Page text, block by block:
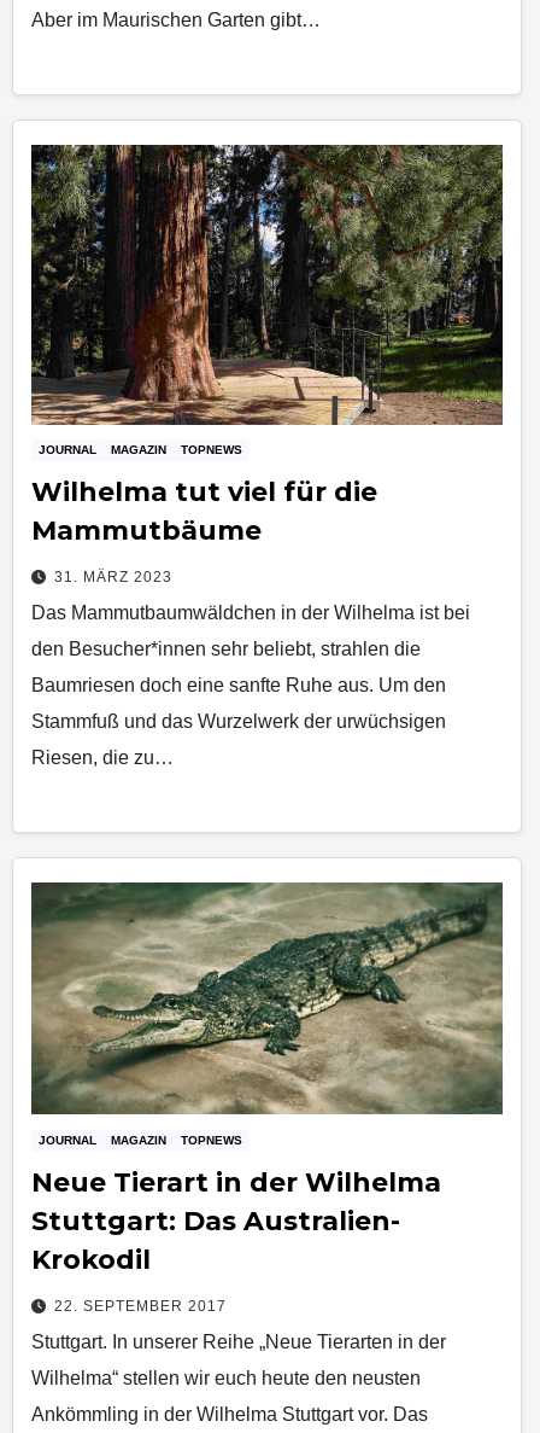
Aber im Maurischen Garten gibt…
JOURNAL MAGAZIN TOPNEWS
Wilhelma tut viel für die
Mammutbäume
31. MÄRZ 2023
Das Mammutbaumwäldchen in der Wilhelma ist bei
den Besucher*innen sehr beliebt, strahlen die
Baumriesen doch eine sanfte Ruhe aus. Um den
Stammfuß und das Wurzelwerk der urwüchsigen
Riesen, die zu…
JOURNAL MAGAZIN TOPNEWS
Neue Tierart in der Wilhelma
Stuttgart: Das Australien-
Krokodil
22. SEPTEMBER 2017
Stuttgart. In unserer Reihe „Neue Tierarten in der
Wilhelma“ stellen wir euch heute den neusten
Ankömmling in der Wilhelma Stuttgart vor. Das